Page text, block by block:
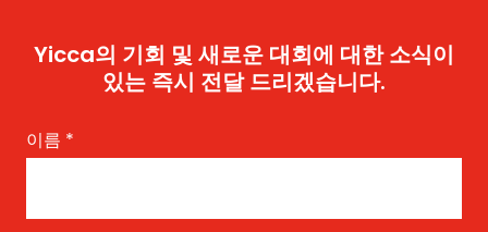
Yicca의 기회 및 새로운 대회에 대한 소식이
있는 즉시 전달 드리겠습니다.
이름 *